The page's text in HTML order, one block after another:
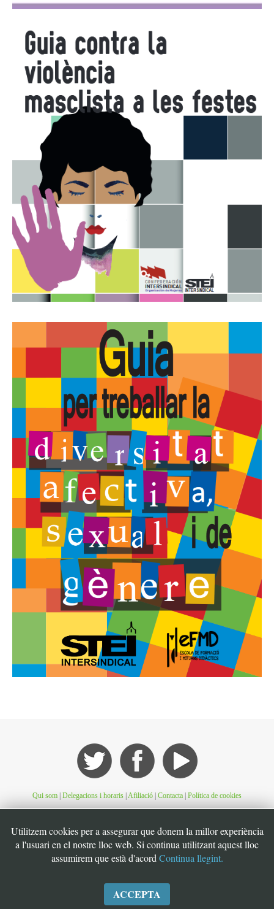
Qui som | Delegacions i horaris | Afiliació | Contacta | Política de cookies
©STEI Sindicat de treballadores i treballadors de les Illes Balears. C/ Jaume Ferran, 56.
07004. Palma. Mallorca. Espanya. Telèfon: 34 971 901600. Inscrit al registre de la DG
de la Funció Pública de Presidència del Govern d’Espanya, número 49. CIF:
G07126956
Utilitzem cookies per a assegurar que donem la millor experiència
a l'usuari en el nostre lloc web. Si continua utilitzant aquest lloc
assumirem que està d'acord Continua llegint.
ACCEPTA